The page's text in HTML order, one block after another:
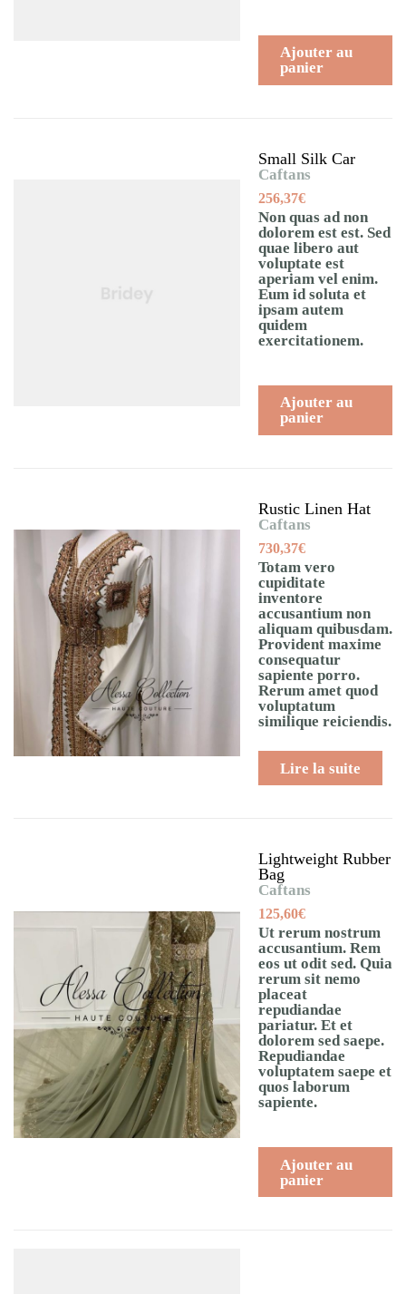
Ajouter au
panier
Small Silk Car
Caftans
256,37€
Non quas ad non
dolorem est est. Sed
quae libero aut
voluptate est
aperiam vel enim.
Eum id soluta et
ipsam autem
quidem
exercitationem.
Ajouter au
panier
Rustic Linen Hat
Caftans
730,37€
Totam vero
cupiditate
inventore
accusantium non
aliquam quibusdam.
Provident maxime
consequatur
sapiente porro.
Rerum amet quod
voluptatum
similique reiciendis.
Lire la suite
Lightweight Rubber
Bag
Caftans
125,60€
Ut rerum nostrum
accusantium. Rem
eos ut odit sed. Quia
rerum sit nemo
placeat
repudiandae
pariatur. Et et
dolorem sed saepe.
Repudiandae
voluptatem saepe et
quos laborum
sapiente.
Ajouter au
panier